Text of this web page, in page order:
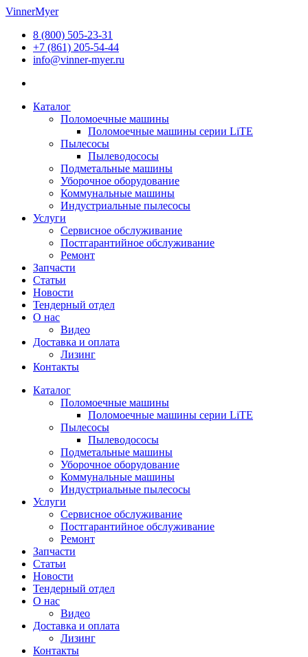
Перейти
содержимому
VinnerMyer
8 (800) 505-23-31
+7 (861) 205-54-44
info@vinner-myer.ru
Каталог
Поломоечные машины
Поломоечные машины серии LiTE
Пылесосы
Пылеводососы
Подметальные машины
Уборочное оборудование
Коммунальные машины
Индустриальные пылесосы
Услуги
Сервисное обслуживание
Постгарантийное обслуживание
Ремонт
Запчасти
Статьи
Новости
Тендерный отдел
О нас
Видео
Доставка и оплата
Лизинг
Контакты
Каталог
Поломоечные машины
Поломоечные машины серии LiTE
Пылесосы
Пылеводососы
Подметальные машины
Уборочное оборудование
Коммунальные машины
Индустриальные пылесосы
Услуги
Сервисное обслуживание
Постгарантийное обслуживание
Ремонт
Запчасти
Статьи
Новости
Тендерный отдел
О нас
Видео
Доставка и оплата
Лизинг
Контакты